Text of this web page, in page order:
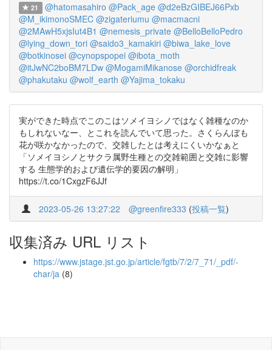
21 @hatomasahiro @Pack_age @d2eBzGIBEJ66Pxb
@M_ikimonoSMEC @zigateriumu @macmacni
@2MAwH5xjsIut4B1 @nemesis_private @BelloBelloPedro
@lying_down_tori @saido3_kamakiri @biwa_lake_love
@botkinosei @cynopspopei @ibota_moth
@itJwNC2boBM7LDw @MogamiMikanose @orchidfreak
@phakutaku @wolf_earth @Yajima_tokaku
実ができた時点でこのこはソメイヨシノではなく雑種なのか
もしれないなー、とこれを読んでいて思った。さくらんぼも
花が咲かなかったので、交雑したとは考えにくいかなぁと
「ソメイヨシノとサクラ属野生種との交雑範囲と交雑に影響
する 生態学的および遺伝学的要因の解明」
https://t.co/1CxgzF6JJf
2023-05-26 13:27:22 @greenfire333 (投稿一覧)
収集済み URL リスト
https://www.jstage.jst.go.jp/article/fgtb/7/2/7_71/_pdf/-
char/ja (8)